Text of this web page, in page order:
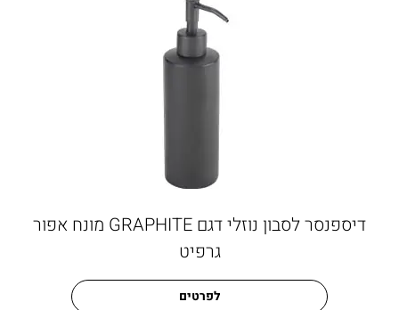
דיספנסר לסבון נוזלי דגם GRAPHITE מונח אפור
גרפיט
לפרטים